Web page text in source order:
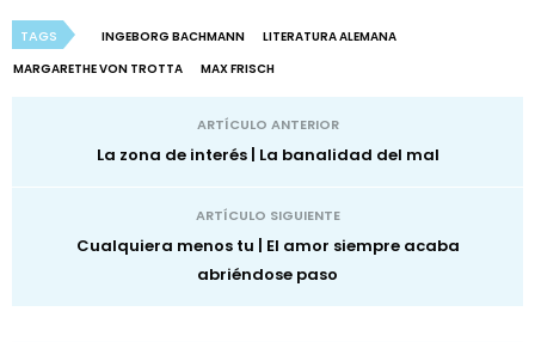
TAGS INGEBORG BACHMANN
LITERATURA ALEMANA
MARGARETHE VON TROTTA
MAX FRISCH
ARTÍCULO ANTERIOR
La zona de interés | La banalidad del mal
ARTÍCULO SIGUIENTE
Cualquiera menos tu | El amor siempre acaba
abriéndose paso